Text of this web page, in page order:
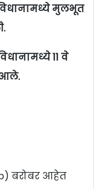
मुलभूत
11 वे
आले.
बरोबर आहेत